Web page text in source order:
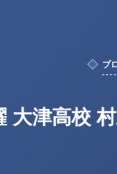
ブ
大津高校